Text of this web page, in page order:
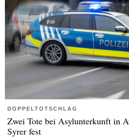
DOPPELTOTSCHLAG
Zwei Tote bei Asylunterkunft in
Syrer fest